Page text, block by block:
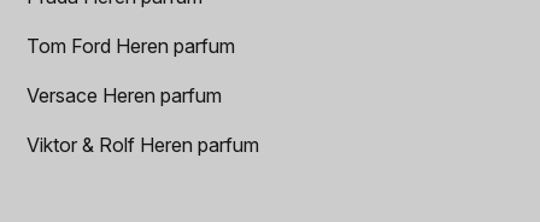
Tom Ford Heren parfum
Versace Heren parfum
Viktor & Rolf Heren parfum